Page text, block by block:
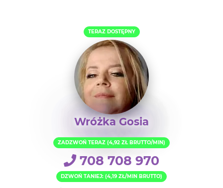
TERAZ DOSTĘPNY
Wróżka Gosia
ZADZWOŃ TERAZ (4,92 ZŁ BRUTTO/MIN)
708 708 970
DZWOŃ TANIEJ: (4,19 ZŁ/MIN BRUTTO)